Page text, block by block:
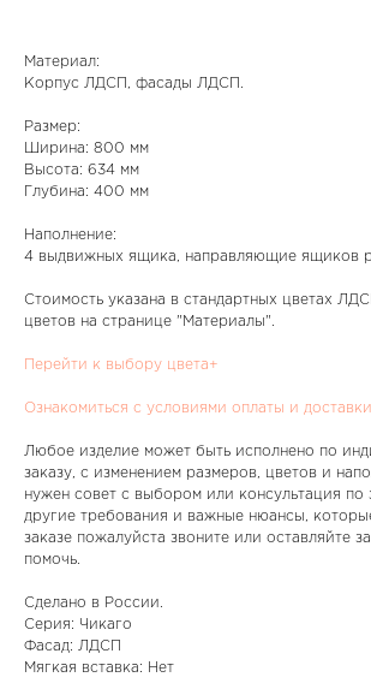
Материал:
Корпус ЛДСП, фасады ЛДСП.
Размер:
Ширина: 800 мм
Высота: 634 мм
Глубина: 400 мм
Наполнение:
4 выдвижных ящика, направляющие ящиков
Стоимость указана в стандартных цветах
цветов на странице "Материалы".
Перейти к выбору цвета+
Ознакомиться с условиями оплаты и
Любое изделие может быть исполнено по
заказу, с изменением размеров, цветов и
нужен совет с выбором или консультация по
другие требования и важные нюансы,
заказе пожалуйста звоните или оставляйте
помочь.
Сделано в России.
Серия: Чикаго
Фасад: ЛДСП
Мягкая вставка: Нет